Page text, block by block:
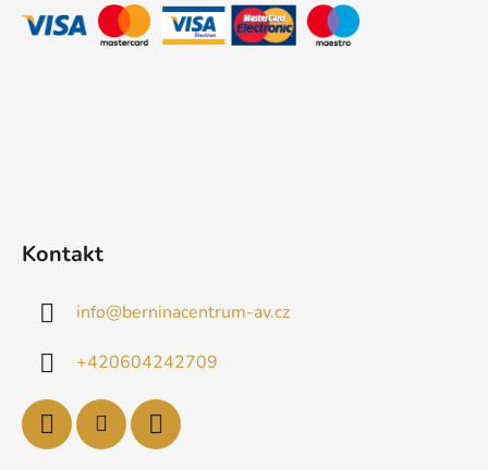
Kontakt
info@berninacentrum-av.cz
+420604242709